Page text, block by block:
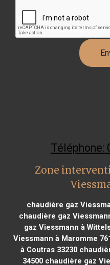
Téléphone:
Zone
chaudière gaz
chaudière gaz
gaz Viessmann à
Viessmann à Maromme
à Coutras 33230
34500chaudière gaz